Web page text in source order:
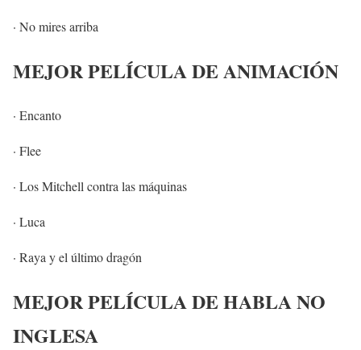
· No mires arriba
MEJOR PELÍCULA DE ANIMACIÓN
· Encanto
· Flee
· Los Mitchell contra las máquinas
· Luca
· Raya y el último dragón
MEJOR PELÍCULA DE HABLA NO
INGLESA